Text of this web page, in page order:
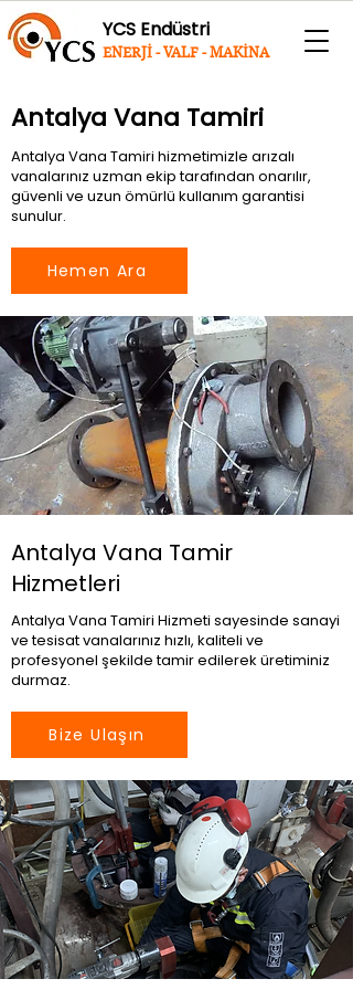
YCS Endüstri
ENERJİ - VALF - MAKİNA
Antalya Vana Tamiri
Antalya Vana Tamiri hizmetimizle arızalı
vanalarınız uzman ekip tarafından onarılır,
güvenli ve uzun ömürlü kullanım garantisi
sunulur.
Hemen Ara
Antalya Vana Tamir
Hizmetleri
Antalya Vana Tamiri Hizmeti sayesinde sanayi
ve tesisat vanalarınız hızlı, kaliteli ve
profesyonel şekilde tamir edilerek üretiminiz
durmaz.
Bize Ulaşın